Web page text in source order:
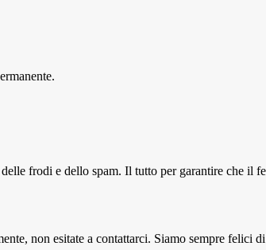
frodi e dello spam. Il tutto per garantire che il
non esitate a contattarci. Siamo sempre felici